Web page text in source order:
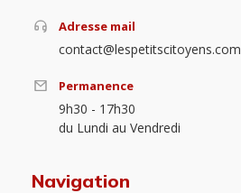
Adresse mail
contact@lespetitscitoyens.com
Permanence
9h30 - 17h30
du Lundi au Vendredi
Navigation